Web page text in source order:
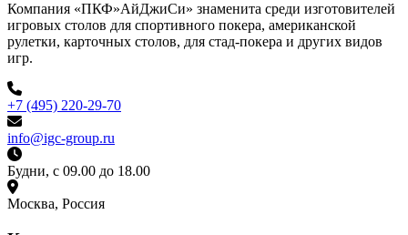
Компания «ПКФ»АйДжиСи» знаменита среди изготовителей
игровых столов для спортивного покера, американской
рулетки, карточных столов, для стад-покера и других видов
игр.
+7 (495) 220-29-70
info@igc-group.ru
Будни, с 09.00 до 18.00
Москва, Россия